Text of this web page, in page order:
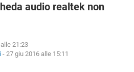
WHATSAPP
FACEBOOK
GAMING
WINDOWS 10
ANDROID
audio realtek non
21:23
- 27 giu 2016 alle 15:11